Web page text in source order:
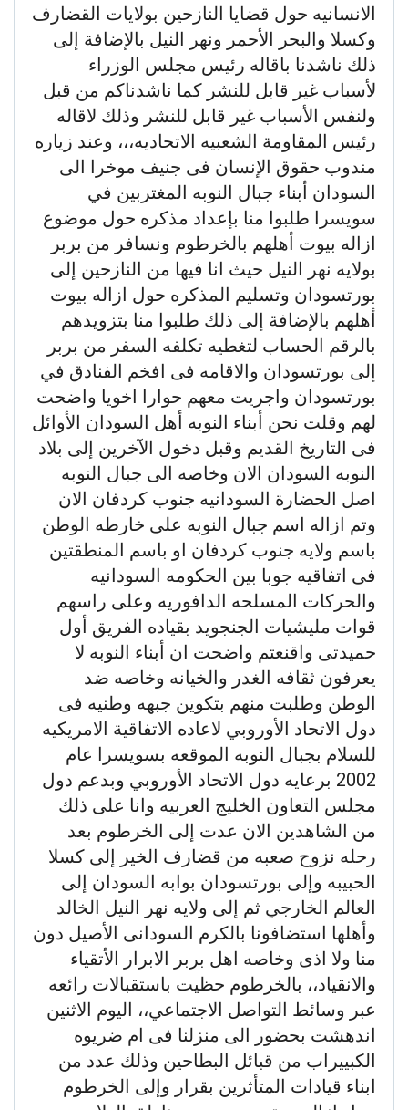
الانسانيه حول قضايا النازحين بولايات القضارف
وكسلا والبحر الأحمر ونهر النيل بالإضافة إلى
ذلك ناشدنا باقاله رئيس مجلس الوزراء
لأسباب غير قابل للنشر كما ناشدناكم من قبل
ولنفس الأسباب غير قابل للنشر وذلك لاقاله
رئيس المقاومة الشعبيه الاتحاديه،،، وعند زياره
مندوب حقوق الإنسان فى جنيف موخرا الى
السودان أبناء جبال النوبه المغتربين في
سويسرا طلبوا منا بإعداد مذكره حول موضوع
ازاله بيوت أهلهم بالخرطوم ونسافر من بربر
بولايه نهر النيل حيث انا فيها من النازحين إلى
بورتسودان وتسليم المذكره حول ازاله بيوت
أهلهم بالإضافة إلى ذلك طلبوا منا بتزويدهم
بالرقم الحساب لتغطيه تكلفه السفر من بربر
إلى بورتسودان والاقامه فى افخم الفنادق في
بورتسودان واجريت معهم حوارا اخويا واضحت
لهم وقلت نحن أبناء النوبه أهل السودان الأوائل
فى التاريخ القديم وقبل دخول الآخرين إلى بلاد
النوبه السودان الان وخاصه الى جبال النوبه
اصل الحضارة السودانيه جنوب كردفان الان
وتم ازاله اسم جبال النوبه على خارطه الوطن
باسم ولايه جنوب كردفان او باسم المنطقتين
فى اتفاقيه جوبا بين الحكومه السودانيه
والحركات المسلحه الدافوريه وعلى راسهم
قوات مليشيات الجنجويد بقياده الفريق أول
حميدتى واقنعتم واضحت ان أبناء النوبه لا
يعرفون ثقافه الغدر والخيانه وخاصه ضد
الوطن وطلبت منهم بتكوين جبهه وطنيه فى
دول الاتحاد الأوروبي لاعاده الاتفاقية الامريكيه
للسلام بجبال النوبه الموقعه بسويسرا عام
2002 برعايه دول الاتحاد الأوروبي وبدعم دول
مجلس التعاون الخليج العربيه وانا على ذلك
من الشاهدين الان عدت إلى الخرطوم بعد
رحله نزوح صعبه من قضارف الخير إلى كسلا
الحبيبه وإلى بورتسودان بوابه السودان إلى
العالم الخارجي ثم إلى ولايه نهر النيل الخالد
وأهلها استضافونا بالكرم السودانى الأصيل دون
منا ولا اذى وخاصه اهل بربر الابرار الأتقياء
والانقياد،، بالخرطوم حظيت باستقبالات رائعه
عبر وسائط التواصل الاجتماعي،، اليوم الاثنين
اندهشت بحضور الى منزلنا فى ام ضريوه
الكبييراب من قبائل البطاحين وذلك عدد من
ابناء قيادات المتأثرين بقرار وإلى الخرطوم